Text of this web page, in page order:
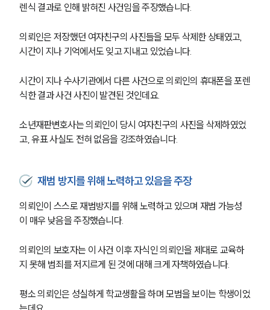
렌식 결과로 인해 밝혀진 사건임을 주장했습니다.
의뢰인은 저장했던 여자친구의 사진들을 모두 삭제한 상태였고,
시간이 지나 기억에서도 잊고 지내고 있었습니다.
시간이 지나 수사기관에서 다른 사건으로 의뢰인의 휴대폰을 포렌
식한 결과 사건 사진이 발견된 것인데요.
소년재판변호사는 의뢰인이 당시 여자친구의 사진을 삭제하였었
고, 유표 사실도 전혀 없음을 강조하였습니다.
재범 방지를 위해 노력하고 있음을 주장
의뢰인이 스스로 재범방지를 위해 노력하고 있으며 재범 가능성
이 매우 낮음을 주장했습니다.
의뢰인의 보호자는 이 사건 이후 자식인 의뢰인을 제대로 교육하
지 못해 범죄를 저지르게 된 것에 대해 크게 자책하였습니다.
평소 의뢰인은 성실하게 학교생활을 하며 모범을 보이는 학생이었